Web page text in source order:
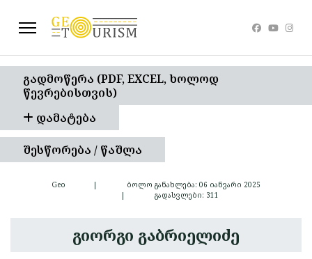
Გადმოწერა (PDF, EXCEL, Ხოლოდ
Წევრებისთვის)
Დამატება
Შესწორება / Წაშლა
Geo
ბოლო განახლება: 06 იანვარი 2025
გადასვლები: 311
გიორგი გაბრიელიძე